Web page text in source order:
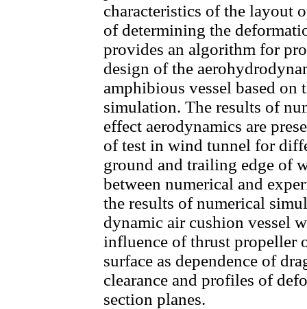
characteristics of the layout
of determining the
provides an algorithm for
design of the
amphibious vessel based
simulation. The results of
effect aerodynamics are
of test in wind tunnel for
ground and trailing edge of
between numerical and
the results of numerical
dynamic air cushion vessel
influence of thrust propeller
surface as dependence of
clearance and profiles of
section planes.